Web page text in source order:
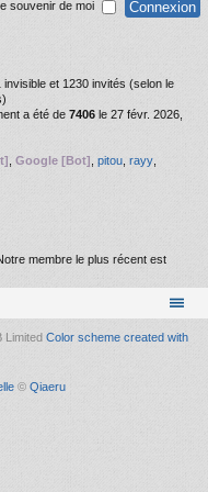
souvenir de moi
et 1230 invités (selon le
a été de 7406 le 27 févr. 2026,
Google [Bot] pitou rayy
membre le plus récent est
Limited Color scheme created with
© Qiaeru